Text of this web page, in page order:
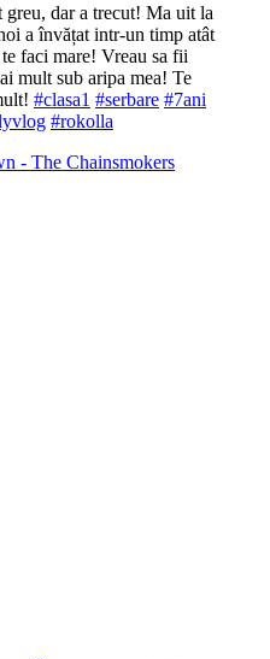
dar a trecut! Ma uit la
a învățat intr-un timp atât
faci mare! Vreau sa fii
mult sub aripa mea! Te
#clasa1 #serbare #7ani
#rokolla
- The Chainsmokers